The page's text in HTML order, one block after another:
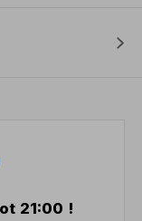
21:00 !